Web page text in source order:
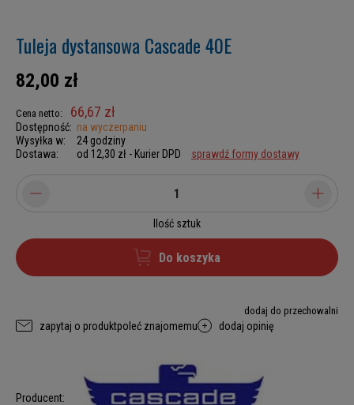
Tuleja dystansowa Cascade 40E
82,00 zł
Cena netto: 66,67 zł
Dostępność: na wyczerpaniu
Wysyłka w:
24 godziny
Dostawa:
od 12,30 zł - Kurier DPD sprawdź formy dostawy
Ilość sztuk
Do koszyka
dodaj do przechowalni
zapytaj o produktpoleć znajomemu dodaj opinię
Producent: